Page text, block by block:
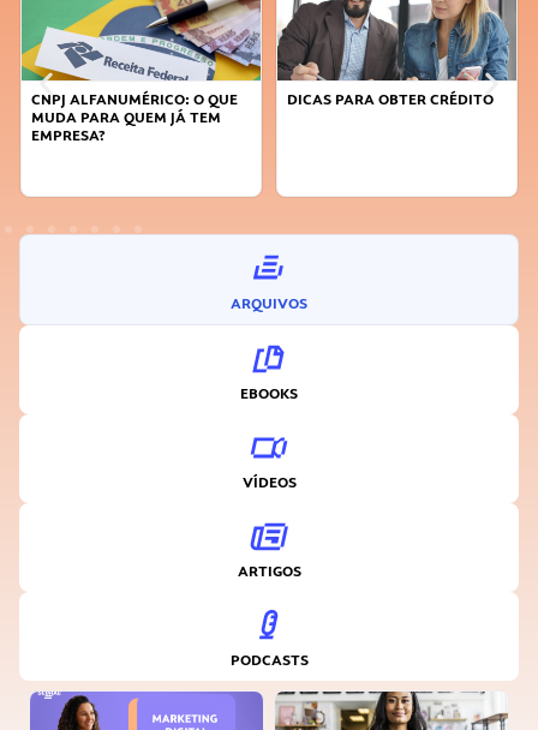
O QUE
TEM
DICAS PARA OBTER CRÉDITO
FAÇA A DIFERENÇA:
ARQUIVOS
EBOOKS
VÍDEOS
ARTIGOS
PODCASTS